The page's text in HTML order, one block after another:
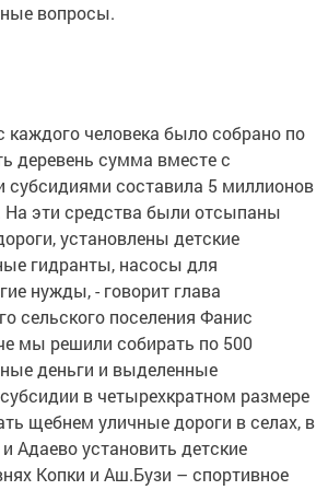
вопросы.
каждого человека было собрано по
деревень сумма вместе с
субсидиями составила 5 миллионов
На эти средства были отсыпаны
установлены детские
гидранты, насосы для
нужды, - говорит глава
сельского поселения Фанис
мы решили собирать по 500
деньги и выделенные
в четырехкратном размере
щебнем уличные дороги в селах, в
Адаево установить детские
Копки и Аш.Бузи – спортивное